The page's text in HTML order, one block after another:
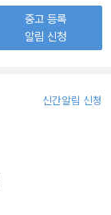
중고 등록
알림 신청
신간알림 신청